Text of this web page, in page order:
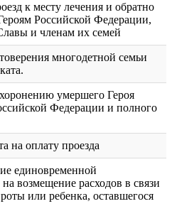
к месту лечения и обратно
Российской Федерации,
и членам их семей
многодетной семьи
умершего Героя
Федерации и полного
на оплату проезда
единовременной
возмещение расходов в связи
или ребенка, оставшегося